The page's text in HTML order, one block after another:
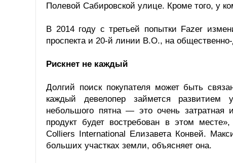
Полевой Сабировской улице. Кроме того, у
В 2014 году с третьей попытки Fazer
проспекта и 20-й линии В.О., на общественно-
Рискнет не каждый
Долгий поиск покупателя может быть
каждый девелопер займется развитием
небольшого пятна — это очень
продукт будет востребован в этом
Colliers International Елизавета Конвей.
больших участках земли, объясняет она.